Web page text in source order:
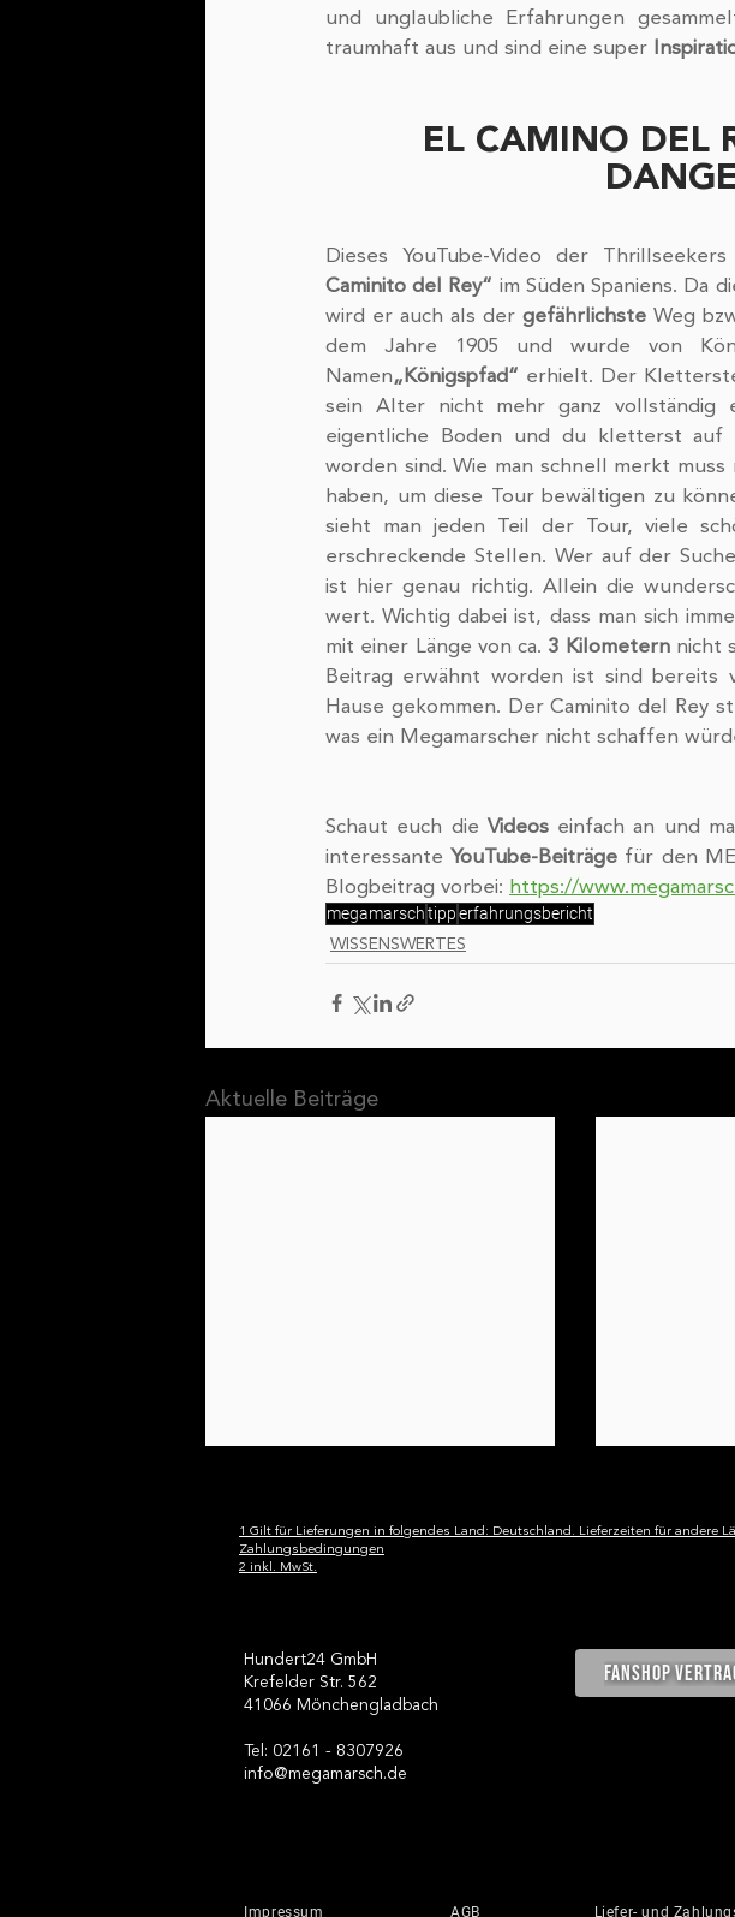
und unglaubliche Erfahrungen
traumhaft aus und sind eine super
EL CAMINO DEL
Dieses YouTube-Video der
Caminito del Rey“ im Süden Spaniens. Da
wird er auch als der gefährlichste Weg
dem Jahre 1905 und wurde von
Namen„Königspfad“ erhielt. Der
sein Alter nicht mehr ganz vollständig
eigentliche Boden und du kletterst auf
worden sind. Wie man schnell merkt muss
haben, um diese Tour bewältigen zu
sieht man jeden Teil der Tour, viele
erschreckende Stellen. Wer auf der
ist hier genau richtig. Allein die
wert. Wichtig dabei ist, dass man sich
mit einer Länge von ca. 3 Kilometern nicht
Beitrag erwähnt worden ist sind bereits
Hause gekommen. Der Caminito del Rey
was ein Megamarscher nicht schaffen
Schaut euch die Videos einfach an und
interessante YouTube-Beiträge für den
Blogbeitrag vorbei: https://
megamarschtipperfahrungsbericht
WISSENSWERTES
Aktuelle Beiträge
Mein erster Megamarsch:
50 Kilometer in Düsseldorf
unsere Teilnehmer wirklich
leisten
Was
früher
1 Gilt für Lieferungen in folgendes Land: Deutschland. Lieferzeiten für andere
Zahlungsbedingungen
2 inkl. MwSt.
Hundert24 GmbH
Krefelder Str. 562
41066 Mönchengladbach
Tel: 02161 - 8307926
info@megamarsch.de
Fanshop
Impressum AGB Liefer- und